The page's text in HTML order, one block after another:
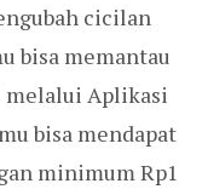
cicilan
bisa memantau
melalui Aplikasi
bisa mendapat
minimum Rp1